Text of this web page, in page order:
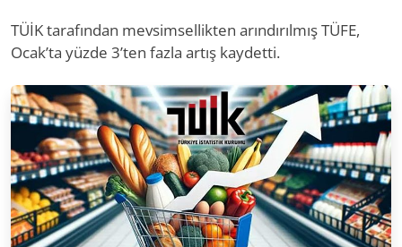
TÜİK tarafından mevsimsellikten arındırılmış TÜFE,
Ocak’ta yüzde 3’ten fazla artış kaydetti.